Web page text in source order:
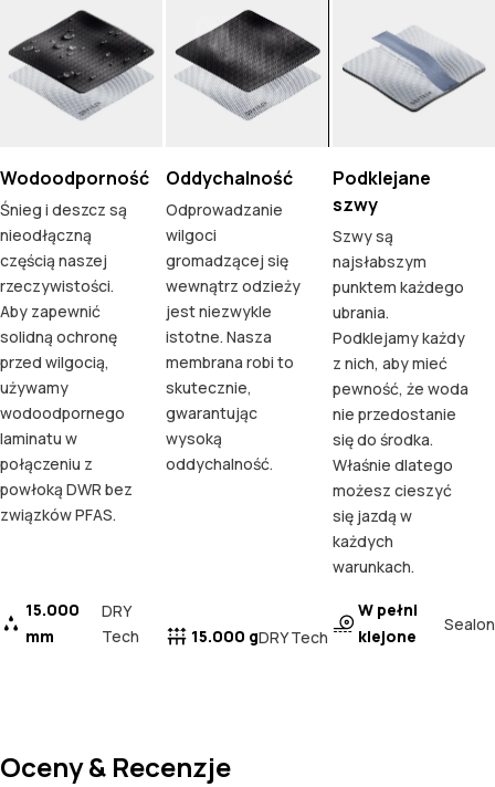
Wodoodporność
Śnieg i deszcz są
nieodłączną
częścią naszej
rzeczywistości.
Aby zapewnić
solidną ochronę
przed wilgocią,
używamy
wodoodpornego
laminatu w
połączeniu z
powłoką DWR bez
związków PFAS.
15.000
mm
DRY
Tech
Oddychalność
Odprowadzanie
wilgoci
gromadzącej się
wewnątrz odzieży
jest niezwykle
istotne. Nasza
membrana robi to
skutecznie,
gwarantując
wysoką
oddychalność.
15.000 gDRY Tech
Podklejane
szwy
Szwy są
najsłabszym
punktem każdego
ubrania.
Podklejamy każdy
z nich, aby mieć
pewność, że woda
nie przedostanie
się do środka.
Właśnie dlatego
możesz cieszyć
się jazdą w
każdych
warunkach.
W pełni
klejone
Sealon
Oceny & Recenzje